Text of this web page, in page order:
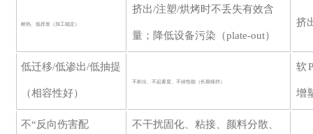
耐热、低挥发（加工稳定）
挤出/注塑/烘烤时不丢失有效含
量；降低设备污染（plate-out）
挤
低迁移/低渗出/低抽提
（相容性好）
不析出、不起雾度、不掉性能（长期保持）
软
增
不“反向伤害配 不干扰固化、粘接、颜料分散、